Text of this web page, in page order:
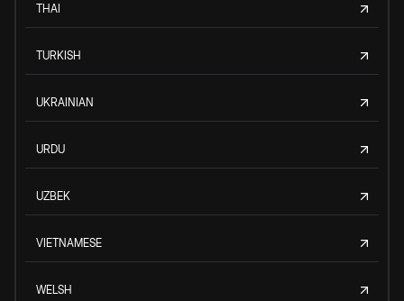
THAI
TURKISH
UKRAINIAN
URDU
UZBEK
VIETNAMESE
WELSH